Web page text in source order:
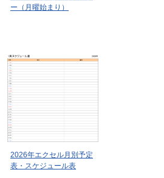
ー（月曜始まり）
2026年エクセル月別予定
表・スケジュール表